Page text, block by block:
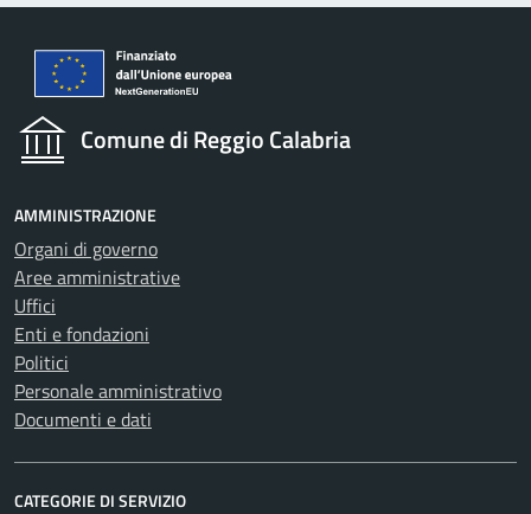
Comune di Reggio Calabria
AMMINISTRAZIONE
Organi di governo
Aree amministrative
Uffici
Enti e fondazioni
Politici
Personale amministrativo
Documenti e dati
CATEGORIE DI SERVIZIO